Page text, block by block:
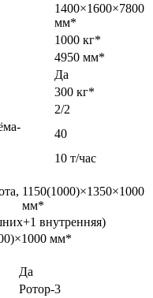
1400×1600×7800
мм*
1000 кг*
4950 мм*
Да
300 кг*
2/2
40
10 т/час
1150(1000)×1350×1000
мм*
внутренняя)
мм*
Да
Ротор-3